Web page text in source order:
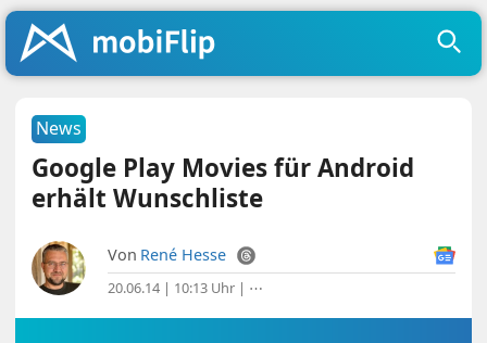
News
Google Play Movies für Android
erhält Wunschliste
Von René Hesse
20.06.14 | 10:13 Uhr | ⋯